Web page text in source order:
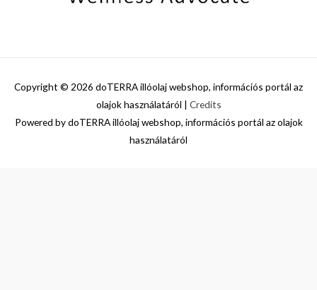
Copyright © 2026 doTERRA illóolaj webshop, információs portál az
olajok használatáról | Credits
Powered bydoTERRA illóolaj webshop, információs portál az olajok
használatáról